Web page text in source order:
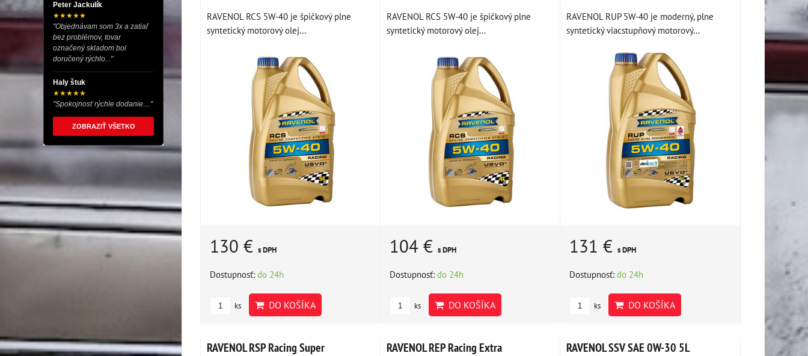
RAVENOL RCS 5W-40 je špičkový plne
syntetický motorový olej...
130 € s DPH
Dostupnosť: do 24h
ks DO KOŠÍKA
RAVENOL RCS 5W-40 je špičkový plne
syntetický motorový olej...
104 € s DPH
Dostupnosť: do 24h
ks DO KOŠÍKA
RAVENOL RUP 5W-40 je moderný, plne
syntetický viacstupňový motorový...
131 €s DPH
Dostupnosť:do 24h
ks DO KOŠÍKA
RAVENOL RSP Racing Super
RAVENOL REP Racing Extra
RAVENOL SSV SAE 0W-30 5L
Peter Jackulík
★★★★★
"Objednávam som 3x a zatiaľ
bez problémov, tovar
označený skladom bol
doručený rýchlo..."
Haly štuk
★★★★★
"Spokojnosť rýchle dodanie...."
ZOBRAZIŤ VŠETKO